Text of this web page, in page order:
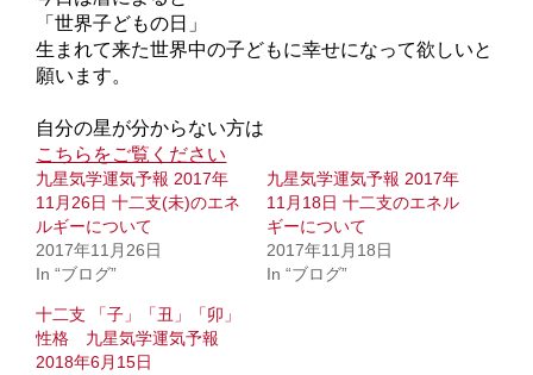
「世界子どもの日」
生まれて来た世界中の子どもに幸せになって欲しいと
願います。
自分の星が分からない方は
こちらをご覧ください
九星気学運気予報 2017年
11月26日 十二支(未)のエネ
ルギーについて
2017年11月26日
In “ブログ”
九星気学運気予報 2017年
11月18日 十二支のエネル
ギーについて
2017年11月18日
In “ブログ”
十二支 「子」「丑」「卯」
性格 九星気学運気予報
2018年6月15日